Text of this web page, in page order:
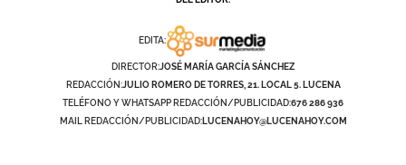
EDITA:
DIRECTOR:JOSÉ MARÍA GARCÍA SÁNCHEZ
REDACCIÓN:JULIO ROMERO DE TORRES, 21. LOCAL 5. LUCENA
TELÉFONO Y WHATSAPP REDACCIÓN/PUBLICIDAD:676 286 936
MAIL REDACCIÓN/PUBLICIDAD:LUCENAHOY@LUCENAHOY.COM